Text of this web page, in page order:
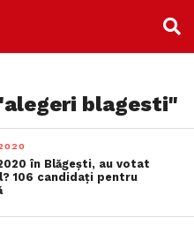
blagesti"
în Blăgești, au votat
106 candidați pentru